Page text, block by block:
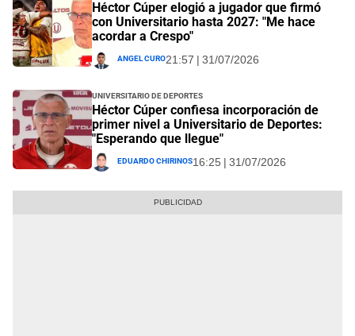
Héctor Cúper elogió a jugador que firmó
con Universitario hasta 2027: "Me hace
acordar a Crespo"
Angel Curo21:57 | 31/07/2026
Universitario de Deportes
Héctor Cúper confiesa incorporación de
primer nivel a Universitario de Deportes:
"Esperando que llegue"
Eduardo Chirinos16:25 | 31/07/2026